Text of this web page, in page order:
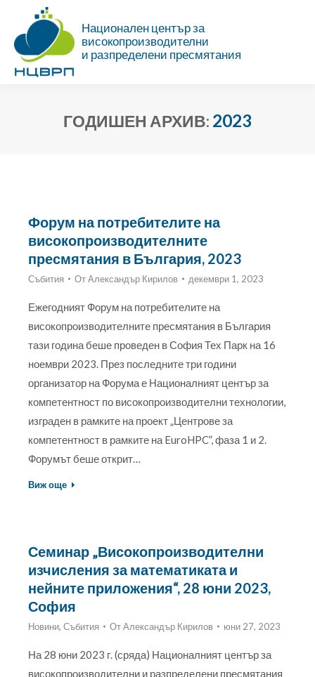
Национален център за
високопроизводителни
и разпределени пресмятания
ГОДИШЕН АРХИВ: 2023
Форум на потребителите на
високопроизводителните
пресмятания в България, 2023
Събития ОтАлександър Кирилов декември 1, 2023
Ежегодният Форум на потребителите на
високопроизводителните пресмятания в България
тази година беше проведен в София Тех Парк на 16
ноември 2023. През последните три години
организатор на Форума е Националният център за
компетентност по високопроизводителни технологии,
изграден в рамките на проект „Центрове за
компетентност в рамките на EuroHPC”, фаза 1 и 2.
Форумът беше открит…
Виж още
Семинар „Високопроизводителни
изчисления за математиката и
нейните приложения“, 28 юни 2023,
София
Новини, Събития ОтАлександър Кирилов юни 27, 2023
На 28 юни 2023 г. (сряда) Националният център за
високопроизводителни и разпределени пресмятания